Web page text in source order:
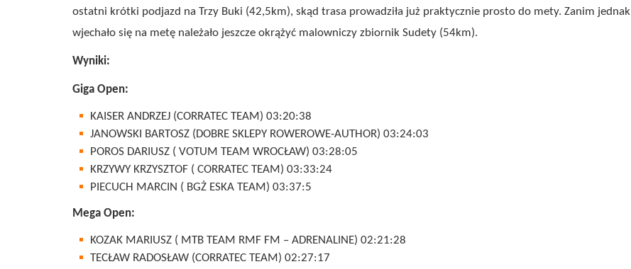
ostatni krótki podjazd na Trzy Buki (42,5km), skąd trasa prowadziła już praktycznie prosto do mety. Zanim jednak
wjechało się na metę należało jeszcze okrążyć malowniczy zbiornik Sudety (54km).
Wyniki:
Giga Open:
KAISER ANDRZEJ (CORRATEC TEAM) 03:20:38
JANOWSKI BARTOSZ (DOBRE SKLEPY ROWEROWE-AUTHOR) 03:24:03
POROS DARIUSZ ( VOTUM TEAM WROCŁAW) 03:28:05
KRZYWY KRZYSZTOF ( CORRATEC TEAM) 03:33:24
PIECUCH MARCIN ( BGŻ ESKA TEAM) 03:37:5
Mega Open:
KOZAK MARIUSZ ( MTB TEAM RMF FM – ADRENALINE) 02:21:28
TECŁAW RADOSŁAW (CORRATEC TEAM) 02:27:17